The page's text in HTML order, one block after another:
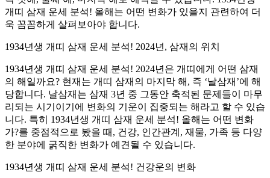
개띠 삼재 운세 분석! 올해는 어떤 변화가 있을지 관련하여 더
욱 꼼꼼하게 살펴보아야 합니다.
1934년생 개띠 삼재 운세 분석! 2024년, 삼재의 위치
1934년생 개띠 삼재 운세 분석! 2024년은 개띠에게 어떤 삼재
의 해일까요? 현재는 개띠 삼재의 마지막 해, 즉 ‘날삼재’에 해
당합니다. 날삼재는 삼재 3년 중 그동안 축적된 문제들이 마무
리되는 시기이기에 변화의 기운이 집중되는 해라고 할 수 있습
니다. 특히 1934년생 개띠 삼재 운세 분석! 올해는 어떤 변화
가?를 중점적으로 봤을 때, 건강, 인간관계, 재물, 가족 등 다양
한 분야에 굵직한 변화가 예견될 수 있습니다.
1934년생 개띠 삼재 운세 분석! 건강운의 변화